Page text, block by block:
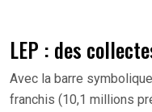
LEP : des
Avec la barre
franchis (10,1 millions